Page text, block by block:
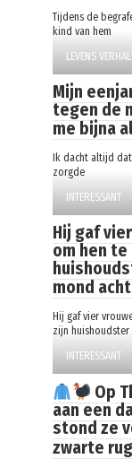
Tijdens de
kind van hem
LEVENS
Mijn
tegen de
me bijna
Ik dacht altijd
zorgde
INTERESSANT
Hij gaf
om hen
mond
Hij gaf vier
zijn huishoudster
INTERESSANT
Op
aan een
stond ze
zwarte